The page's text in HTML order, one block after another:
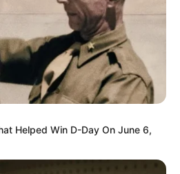
Helped Win D-Day On June 6,